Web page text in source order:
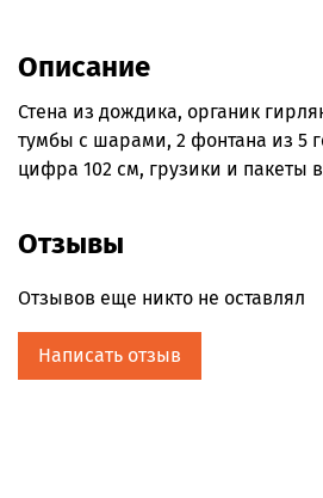
Описание
Стена из дождика, органик
тумбы с шарами, 2 фонтана из 5
цифра 102 см, грузики и пакеты
Отзывы
Отзывов еще никто не оставлял
Написать отзыв